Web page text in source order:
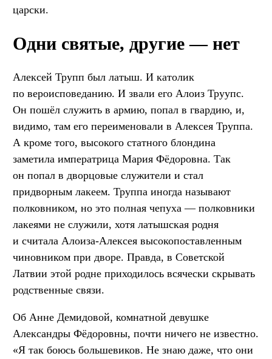
царски.
Одни святые, другие — нет
Алексей Трупп был латыш. И католик
по вероисповеданию. И звали его Алоиз Труупс.
Он пошёл служить в армию, попал в гвардию, и,
видимо, там его переименовали в Алексея Труппа.
А кроме того, высокого статного блондина
заметила императрица Мария Фёдоровна. Так
он попал в дворцовые служители и стал
придворным лакеем. Труппа иногда называют
полковником, но это полная чепуха — полковники
лакеями не служили, хотя латышская родня
и считала Алоиза-Алексея высокопоставленным
чиновником при дворе. Правда, в Советской
Латвии этой родне приходилось всячески скрывать
родственные связи.
Об Анне Демидовой, комнатной девушке
Александры Фёдоровны, почти ничего не известно.
«Я так боюсь большевиков. Не знаю даже, что они